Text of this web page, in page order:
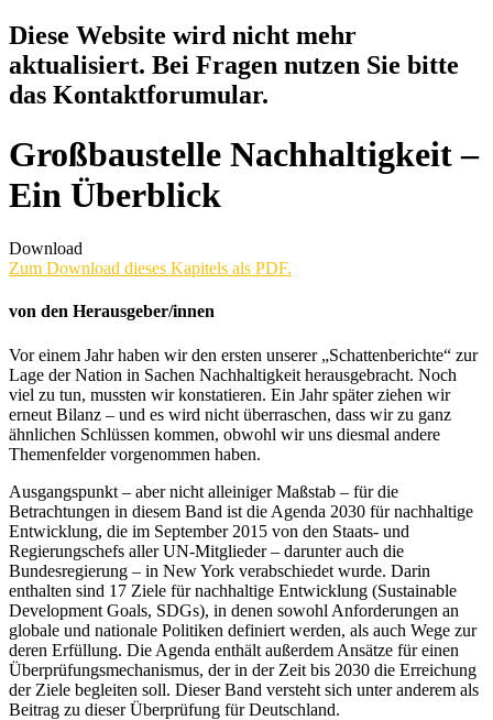
Diese Website wird nicht mehr
aktualisiert. Bei Fragen nutzen Sie bitte
das Kontaktforumular.
Großbaustelle Nachhaltigkeit –
Ein Überblick
Download
Zum Download dieses Kapitels als PDF.
von den Herausgeber/innen
Vor einem Jahr haben wir den ersten unserer „Schattenberichte“ zur
Lage der Nation in Sachen Nachhaltigkeit herausgebracht. Noch
viel zu tun, mussten wir konstatieren. Ein Jahr später ziehen wir
erneut Bilanz – und es wird nicht überraschen, dass wir zu ganz
ähnlichen Schlüssen kommen, obwohl wir uns diesmal andere
Themenfelder vorgenommen haben.
Ausgangspunkt – aber nicht alleiniger Maßstab – für die
Betrachtungen in diesem Band ist die Agenda 2030 für nachhaltige
Entwicklung, die im September 2015 von den Staats- und
Regierungschefs aller UN-Mitglieder – darunter auch die
Bundesregierung – in New York verabschiedet wurde. Darin
enthalten sind 17 Ziele für nachhaltige Entwicklung (Sustainable
Development Goals, SDGs), in denen sowohl Anforderungen an
globale und nationale Politiken definiert werden, als auch Wege zur
deren Erfüllung. Die Agenda enthält außerdem Ansätze für einen
Überprüfungsmechanismus, der in der Zeit bis 2030 die Erreichung
der Ziele begleiten soll. Dieser Band versteht sich unter anderem als
Beitrag zu dieser Überprüfung für Deutschland.